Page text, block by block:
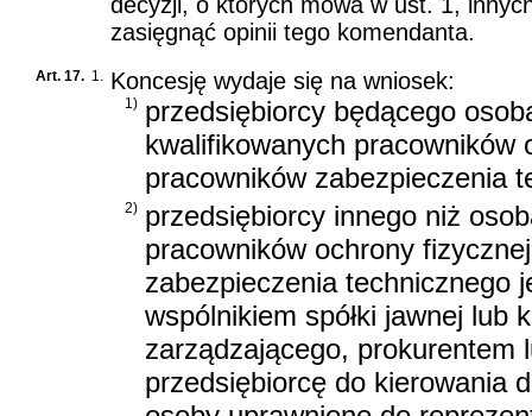
zasięgnąć opinii tego komendanta.
Art. 17. 1. Koncesję wydaje się na wniosek:
1) przedsiębiorcy będącego
kwalifikowanych pracowników
pracowników zabezpieczenia
2) przedsiębiorcy innego niż
pracowników ochrony
zabezpieczenia technicznego
wspólnikiem spółki jawnej lub
zarządzającego, prokurentem
przedsiębiorcę do kierowania